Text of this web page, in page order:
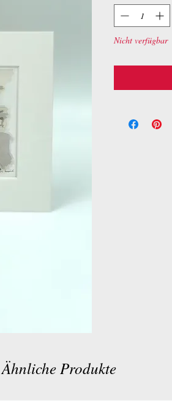
Nicht verfügbar
Ähnliche Produkte